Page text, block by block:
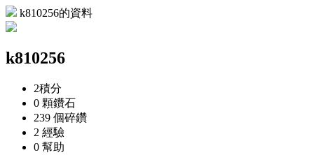
k810256的資料
k810256
2積分
0 顆鑽石
239 個碎鑽
2 經驗
0 幫助